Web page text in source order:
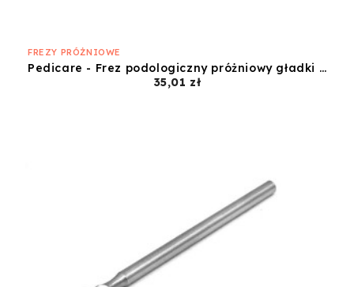
FREZY PRÓŻNIOWE
Pedicare - Frez podologiczny próżniowy gładki 2,3mm P2
35,01 złCena